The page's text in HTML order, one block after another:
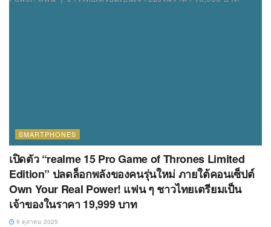
SMARTPHONES
เปิดตัว “realme 15 Pro Game of Thrones Limited
Edition” ปลดล็อกพลังของคนรุ่นใหม่ ภายใต้คอนเซ็ปต์
Own Your Real Power! แฟน ๆ ชาวไทยเตรียมเป็น
เจ้าของในราคา 19,999 บาท
9 ตุลาคม 2025